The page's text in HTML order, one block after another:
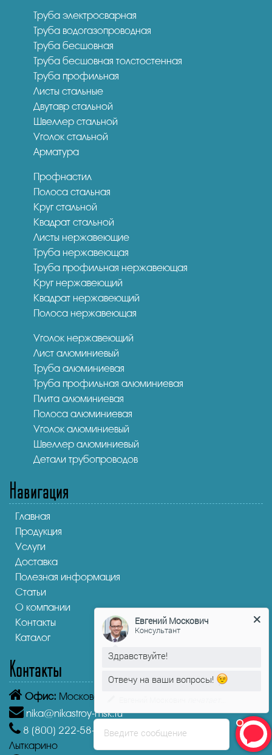
Труба электросварная
Труба водогазопроводная
Труба бесшовная
Труба бесшовная толстостенная
Труба профильная
Листы стальные
Двутавр стальной
Швеллер стальной
Уголок стальной
Арматура
Профнастил
Полоса стальная
Круг стальной
Квадрат стальной
Листы нержавеющие
Труба нержавеющая
Труба профильная нержавеющая
Круг нержавеющий
Квадрат нержавеющий
Полоса нержавеющая
Уголок нержавеющий
Лист алюминиевый
Труба алюминиевая
Труба профильная алюминиевая
Плита алюминиевая
Полоса алюминиевая
Уголок алюминиевый
Швеллер алюминиевый
Детали трубопроводов
Навигация
Главная
Продукция
Услуги
Доставка
Полезная информация
Статьи
О компании
Контакты
Каталог
Контакты
Офис: Московская область, Лыткарино, 1-й кв-л, 4А
nika@nikastroy-msk.ru
8 (800) 222-58-30 Звонок бесплатный из г.
Лыткарино
Введите сообщение
Евгений Москович
Консультант
Здравствуйте!
Отвечу на ваши вопросы!